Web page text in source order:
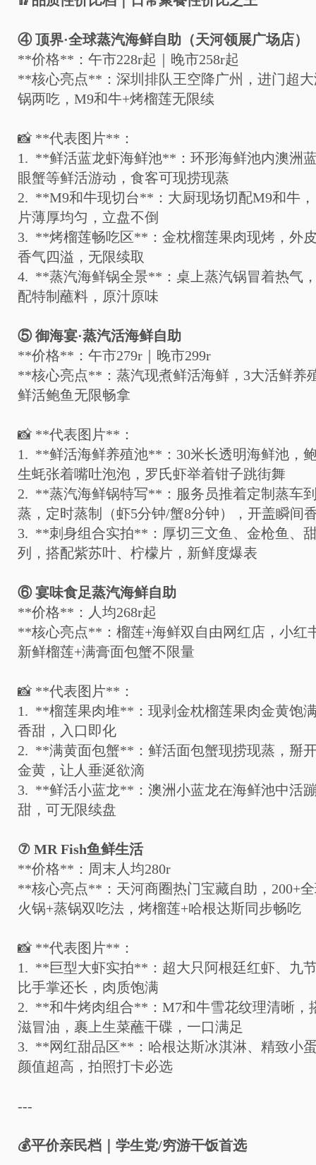
④ 顶界·全球蒸汽海鲜自助（天河领展广场店）
**价格** ：午市228r起｜晚市258r起
**核心亮点** ：深圳排队王空降广州，进门超
锅两吃， M9和牛+烤榴莲无限续
📸 **代表图片** ：
1. **鲜活蓝龙虾海鲜池** ：环形海鲜池内澳洲
眼蟹等鲜活游动，食客可现捞现蒸
2. **M9和牛现切台** ：大厨现场切配M9和牛
片薄厚均匀，立盘不倒
3. **烤榴莲畅吃区** ：金枕榴莲果肉现烤，外
香气四溢，无限续取
4. **蒸汽海鲜锅全景** ：桌上蒸汽锅冒着热气
配特制蘸料，原汁原味
⑤ 御海宴·蒸汽活海鲜自助
**价格** ：午市279r ｜晚市299r
**核心亮点** ：蒸汽现煮鲜活海鲜， 3大活鲜养
鲜活鲍鱼无限畅拿
📸 **代表图片** ：
1. **鲜活海鲜养殖池** ： 30米长透明海鲜池，
生蚝张着嘴吐泡泡，罗氏虾举着钳子跳街舞
2. **蒸汽海鲜锅特写** ：服务员推着定制蒸车
蒸，定时蒸制（虾5分钟/蟹8分钟），开盖瞬间
3. **刺身组合实拍** ：厚切三文鱼、金枪鱼、
列，搭配紫苏叶、柠檬片，新鲜度爆表
⑥ 宴味食足蒸汽海鲜自助
**价格** ：人均268r起
**核心亮点** ：榴莲+海鲜双自由网红店，小红
新鲜榴莲+满膏面包蟹不限量
📸 **代表图片** ：
1. **榴莲果肉堆** ：现剥金枕榴莲果肉金黄饱
香甜，入口即化
2. **满黄面包蟹** ：鲜活面包蟹现捞现蒸，掰
金黄，让人垂涎欲滴
3. **鲜活小蓝龙** ：澳洲小蓝龙在海鲜池中活
甜，可无限续盘
⑦ MR Fish鱼鲜生活
**价格** ：周末人均280r
**核心亮点** ：天河商圈热门宝藏自助， 200+
火锅+蒸锅双吃法，烤榴莲+哈根达斯同步畅吃
📸 **代表图片** ：
1. **巨型大虾实拍** ：超大只阿根廷红虾、九
比手掌还长，肉质饱满
2. **和牛烤肉组合** ： M7和牛雪花纹理清晰，
滋冒油，裹上生菜蘸干碟，一口满足
3. **网红甜品区** ：哈根达斯冰淇淋、精致小
颜值超高，拍照打卡必选
---
💰平价亲民档｜学生党/穷游干饭首选